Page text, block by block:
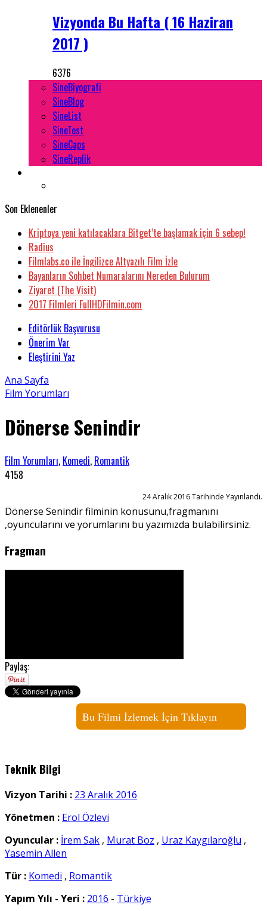
Vizyonda Bu Hafta ( 16 Haziran
2017 )
6376
SineBiyografi
SineBlog
SineList
SineTest
SineCaps
SineReplik
Son Eklenenler
Kriptoya yeni katılacaklara Bitget’te başlamak için 6 sebep!
Radius
Filmlabs.co ile İngilizce Altyazılı Film İzle
Bayanların Sohbet Numaralarını Nereden Bulurum
Ziyaret (The Visit)
2017 Filmleri FullHDFilmin.com
Editörlük Başvurusu
Önerim Var
Eleştirini Yaz
Ana Sayfa
Film Yorumları
Dönerse Senindir
Film Yorumları, Komedi, Romantik
4158
24 Aralık 2016 Tarihinde Yayınlandı.
Dönerse Senindir filminin konusunu,fragmanını
,oyuncularını ve yorumlarını bu yazımızda bulabilirsiniz.
Fragman
Paylaş:
Bu Filmi İzlemek İçin Tıklayın
Teknik Bilgi
Vizyon Tarihi : 23 Aralık 2016
Yönetmen : Erol Özlevi
Oyuncular : İrem Sak , Murat Boz , Uraz Kaygılaroğlu ,
Yasemin Allen
Tür : Komedi , Romantik
Yapım Yılı - Yeri : 2016 - Türkiye